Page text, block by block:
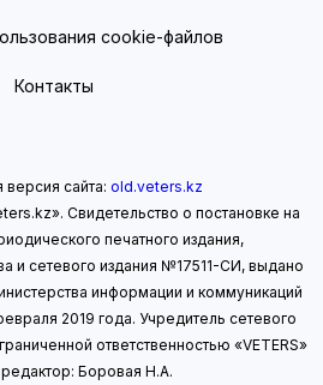
cookie-файлов
Контакты
сайта: old.veters.kz
Свидетельство о постановке на
печатного издания,
и сетевого издания №17511-СИ, выдано
информации и коммуникаций
2019 года. Учредитель сетевого
ответственностью «VETERS»
Боровая Н.А.